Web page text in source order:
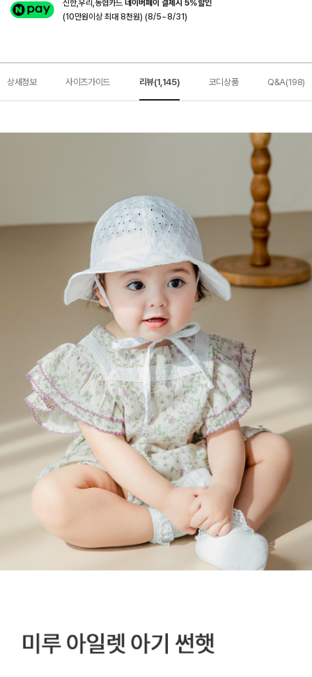
신한,우리,농협카드네이버페이 결제시 5%할인
(10만원이상 최대 8천원) (8/5~8/31)
상세정보 사이즈가이드 리뷰(1,145) 코디상품 Q&A(198)